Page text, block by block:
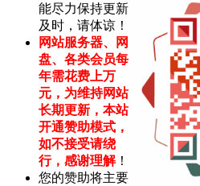
能尽力保持更新
及时，请体谅！
网站服务器、网
盘、各类会员每
年需花费上万
元，为维持网站
长期更新，本站
开通赞助模式，
如不接受请绕
行，感谢理解！
您的赞助将主要